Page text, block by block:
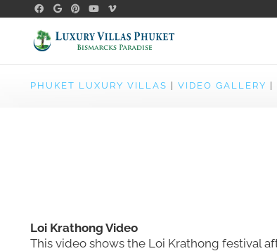
PHUKET LUXURY VILLAS VIDEO GALLERY
Loi Krathong Video
This video shows the Loi Krathong festival